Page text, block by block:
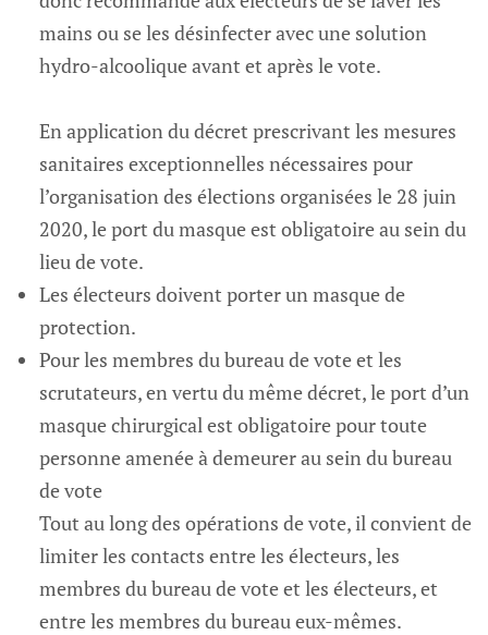
mains ou se les désinfecter avec une solution
hydro-alcoolique avant et après le vote.
En application du décret prescrivant les mesures
sanitaires exceptionnelles nécessaires pour
l’organisation des élections organisées le 28 juin
2020, le port du masque est obligatoire au sein du
lieu de vote.
Les électeurs doivent porter un masque de
protection.
Pour les membres du bureau de vote et les
scrutateurs, en vertu du même décret, le port d’un
masque chirurgical est obligatoire pour toute
personne amenée à demeurer au sein du bureau
de vote
Tout au long des opérations de vote, il convient de
limiter les contacts entre les électeurs, les
membres du bureau de vote et les électeurs, et
entre les membres du bureau eux-mêmes.